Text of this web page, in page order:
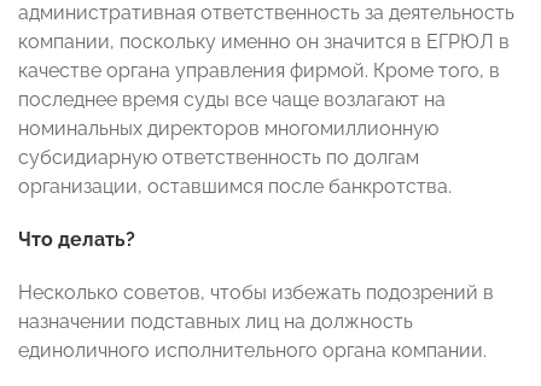
административная ответственность за деятельность
компании, поскольку именно он значится в ЕГРЮЛ в
качестве органа управления фирмой. Кроме того, в
последнее время суды все чаще возлагают на
номинальных директоров многомиллионную
субсидиарную ответственность по долгам
организации, оставшимся после банкротства.
Что делать?
Несколько советов, чтобы избежать подозрений в
назначении подставных лиц на должность
единоличного исполнительного органа компании.